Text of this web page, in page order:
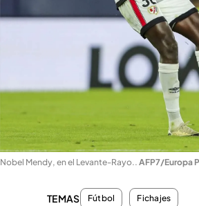
Nobel Mendy, en el Levante-Rayo.. AFP7/Europa
TEMAS Fútbol Fichajes